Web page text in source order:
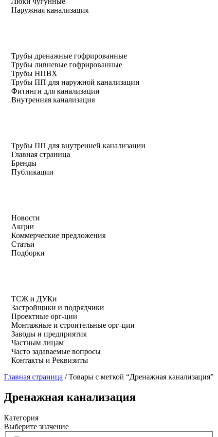
Наружная канализация
Трубы дренажные гофрированные
Трубы ливневые гофрированные
Трубы НПВХ
Трубы ПП для наружной канализации
Фитинги для канализации
Внутренняя канализация
Трубы ПП для внутренней канализации
Главная страница
Бренды
Публикации
Новости
Акции
Коммерческие предложения
Статьи
Подборки
ТСЖ и ДУКи
Застройщики и подрядчики
Проектные орг-ции
Монтажные и строительные орг-ции
Заводы и предприятия
Частным лицам
Часто задаваемые вопросы
Контакты и Реквизиты
Главная страница /Товары с меткой “Дренажная канализация”
Дренажная канализация
Категория
Выберите значение